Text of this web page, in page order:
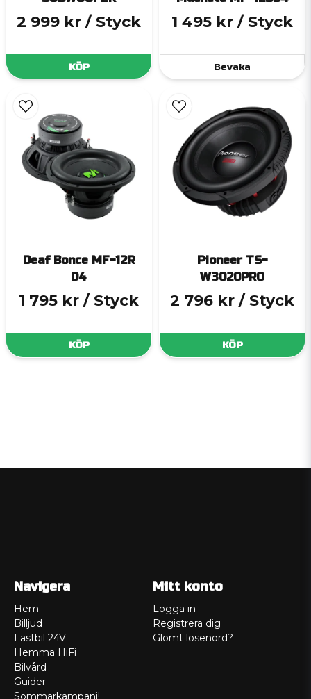
2 999 kr / Styck
KÖP
1 495 kr / Styck
Bevaka
Deaf Bonce MF-12R
D4
1 795 kr / Styck
KÖP
Pioneer TS-
W3020PRO
2 796 kr / Styck
KÖP
Navigera
Hem
Billjud
Lastbil 24V
Hemma HiFi
Bilvård
Guider
Sommarkampanj!
Mitt konto
Logga in
Registrera dig
Glömt lösenord?